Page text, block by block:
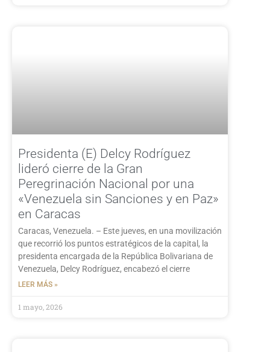
Presidenta (E) Delcy Rodríguez
lideró cierre de la Gran
Peregrinación Nacional por una
«Venezuela sin Sanciones y en Paz»
en Caracas
Caracas, Venezuela. – Este jueves, en una movilización
que recorrió los puntos estratégicos de la capital, la
presidenta encargada de la República Bolivariana de
Venezuela, Delcy Rodríguez, encabezó el cierre
LEER MÁS »
1 mayo, 2026